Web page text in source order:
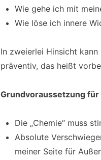
Wie gehe ich mit
Wie löse ich innere
In zweierlei Hinsicht
präventiv, das heißt
Grundvoraussetzung
Die „Chemie“ muss
Absolute
meiner Seite für